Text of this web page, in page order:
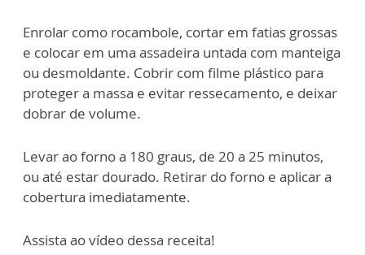
Enrolar como rocambole, cortar em fatias grossas
e colocar em uma assadeira untada com manteiga
ou desmoldante. Cobrir com filme plástico para
proteger a massa e evitar ressecamento, e deixar
dobrar de volume.
Levar ao forno a 180 graus, de 20 a 25 minutos,
ou até estar dourado. Retirar do forno e aplicar a
cobertura imediatamente.
Assista ao vídeo dessa receita!